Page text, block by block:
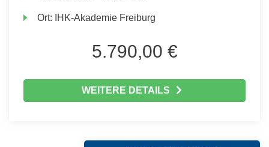
Ort: IHK-Akademie Freiburg
5.790,00 €
WEITERE DETAILS